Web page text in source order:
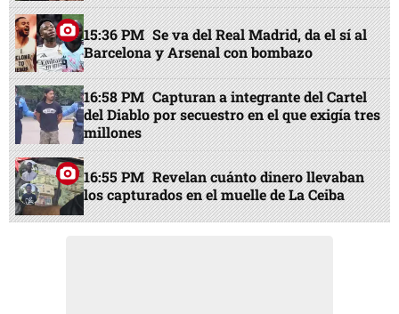
15:36 PM Se va del Real Madrid, da el sí al
Barcelona y Arsenal con bombazo
16:58 PM Capturan a integrante del Cartel
del Diablo por secuestro en el que exigía tres
millones
16:55 PM Revelan cuánto dinero llevaban
los capturados en el muelle de La Ceiba